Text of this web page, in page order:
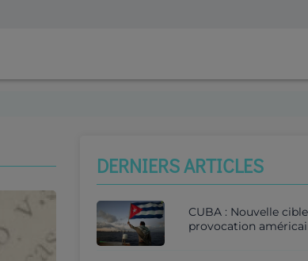
DERNIERS ARTICLES
CUBA : Nouvelle
provocation